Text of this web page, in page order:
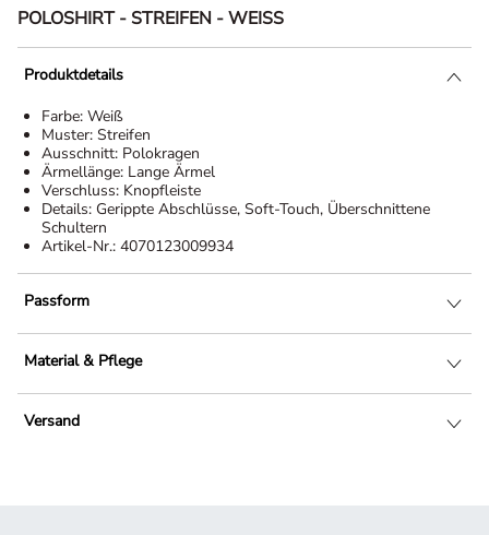
POLOSHIRT - STREIFEN - WEISS
Produktdetails
Farbe: Weiß
Muster: Streifen
Ausschnitt: Polokragen
Ärmellänge: Lange Ärmel
Verschluss: Knopfleiste
Details: Gerippte Abschlüsse, Soft-Touch, Überschnittene
Schultern
Artikel-Nr.: 4070123009934
Passform
Material & Pflege
Versand